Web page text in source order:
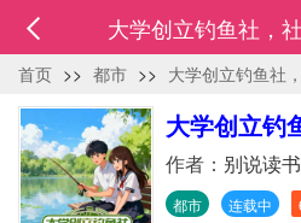
大学创立钓鱼社，
首页 >> 都市 >> 大学创立钓鱼社
大学创立钓
作者： 别说读
都市 连载中